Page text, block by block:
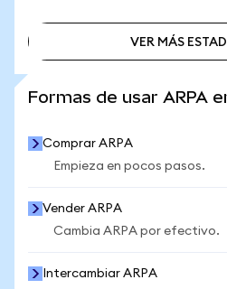
VER MÁS
Formas de usar ARPA
Comprar ARPA
Empieza en pocos pasos.
Vender ARPA
Cambia ARPA por efectivo.
Intercambiar ARPA